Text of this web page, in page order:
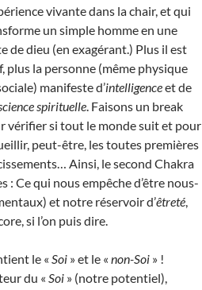
vivante dans la chair, et qui
un simple homme en une
de dieu (en exagérant.) Plus il est
plus la personne (même physique
manifeste d’intelligenceet de
spirituelle. Faisons un break
vérifier si tout le monde suit et pour
peut-être, les toutes premières
Ainsi, le second Chakra
: Ce qui nous empêche d’être nous-
et notre réservoir d’êtreté,
si l’on puis dire.
le « Soi » et le « non-Soi » !
du « Soi » (notre potentiel),